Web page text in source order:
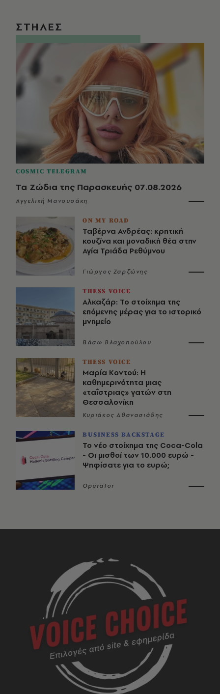
ΣΤΗΛΕΣ
COSMIC TELEGRAM
Τα Ζώδια της Παρασκευής 07.08.2026
Αγγελική Μανουσάκη
ON MY ROAD
Ταβέρνα Ανδρέας: κρητική
κουζίνα και μοναδική θέα στην
Αγία Τριάδα Ρεθύμνου
Γιώργος Ζαρζώνης
THESS VOICE
Αλκαζάρ: Το στοίχημα της
επόμενης μέρας για το ιστορικό
μνημείο
Βάσω Βλαχοπούλου
THESS VOICE
Μαρία Κοντού: Η
καθημερινότητα μιας
«ταΐστριας» γατών στη
Θεσσαλονίκη
Κυριάκος Αθανασιάδης
BUSINESS BACKSTAGE
Το νέο στοίχημα της Coca-Cola
- Οι μισθοί των 10.000 ευρώ -
Ψηφίσατε για το ευρώ;
Operator